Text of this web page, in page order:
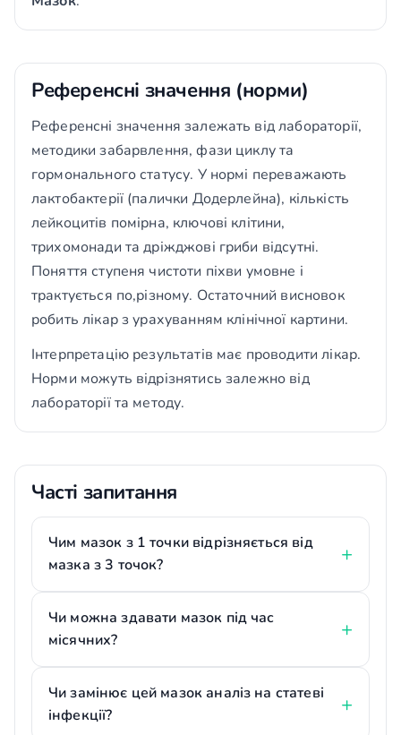
Референсні значення (норми)
Референсні значення залежать від лабораторії,
методики забарвлення, фази циклу та
гормонального статусу. У нормі переважають
лактобактерії (палички Додерлейна), кількість
лейкоцитів помірна, ключові клітини,
трихомонади та дріжджові гриби відсутні.
Поняття ступеня чистоти піхви умовне і
трактується по,різному. Остаточний висновок
робить лікар з урахуванням клінічної картини.
Інтерпретацію результатів має проводити лікар.
Норми можуть відрізнятись залежно від
лабораторії та методу.
Часті запитання
Чим мазок з 1 точки відрізняється від
мазка з 3 точок?
Чи можна здавати мазок під час
місячних?
Чи замінює цей мазок аналіз на статеві
інфекції?